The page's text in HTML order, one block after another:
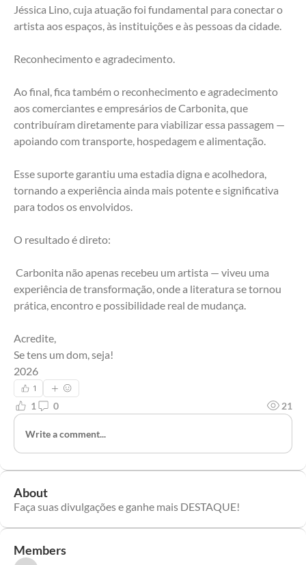
Jéssica Lino, cuja atuação foi fundamental para conectar o
artista aos espaços, às instituições e às pessoas da cidade.
Reconhecimento e agradecimento.
Ao final, fica também o reconhecimento e agradecimento
aos comerciantes e empresários de Carbonita, que
contribuíram diretamente para viabilizar essa passagem —
apoiando com transporte, hospedagem e alimentação.
Esse suporte garantiu uma estadia digna e acolhedora,
tornando a experiência ainda mais potente e significativa
para todos os envolvidos.
O resultado é direto:
experiência de transformação, onde a literatura se tornou
prática, encontro e possibilidade real de mudança.
Acredite,
Se tens um dom, seja!
2026
1
1 0 21
Write a comment...
About
Faça suas divulgações e ganhe mais DESTAQUE!
Members